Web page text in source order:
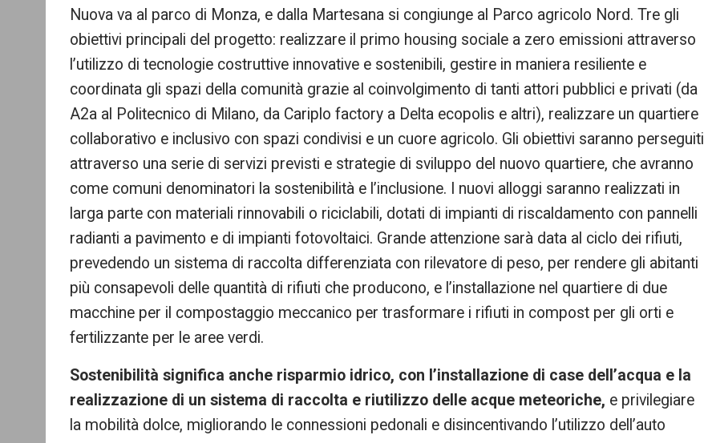
Nuova va al parco di Monza, e dalla Martesana si congiunge al Parco agricolo Nord. Tre gli
obiettivi principali del progetto: realizzare il primo housing sociale a zero emissioni attraverso
l’utilizzo di tecnologie costruttive innovative e sostenibili, gestire in maniera resiliente e
coordinata gli spazi della comunità grazie al coinvolgimento di tanti attori pubblici e privati (da
A2a al Politecnico di Milano, da Cariplo factory a Delta ecopolis e altri), realizzare un quartiere
collaborativo e inclusivo con spazi condivisi e un cuore agricolo. Gli obiettivi saranno perseguiti
attraverso una serie di servizi previsti e strategie di sviluppo del nuovo quartiere, che avranno
come comuni denominatori la sostenibilità e l’inclusione. I nuovi alloggi saranno realizzati in
larga parte con materiali rinnovabili o riciclabili, dotati di impianti di riscaldamento con pannelli
radianti a pavimento e di impianti fotovoltaici. Grande attenzione sarà data al ciclo dei rifiuti,
prevedendo un sistema di raccolta differenziata con rilevatore di peso, per rendere gli abitanti
più consapevoli delle quantità di rifiuti che producono, e l’installazione nel quartiere di due
macchine per il compostaggio meccanico per trasformare i rifiuti in compost per gli orti e
fertilizzante per le aree verdi.
Sostenibilità significa anche risparmio idrico, con l’installazione di case dell’acqua e la
realizzazione di un sistema di raccolta e riutilizzo delle acque meteoriche, e privilegiare
la mobilità dolce, migliorando le connessioni pedonali e disincentivando l’utilizzo dell’auto